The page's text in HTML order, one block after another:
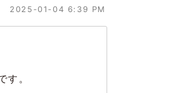
2025-01-04 6:39 PM
。